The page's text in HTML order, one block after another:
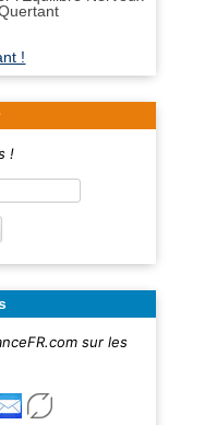
!
!
sur les